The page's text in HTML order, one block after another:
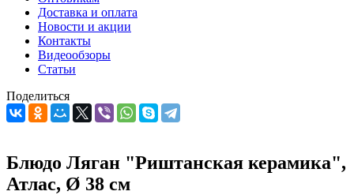
Доставка и оплата
Новости и акции
Контакты
Видеообзоры
Статьи
Поделиться
Блюдо Ляган "Риштанская керамика",
Атлас, Ø 38 см